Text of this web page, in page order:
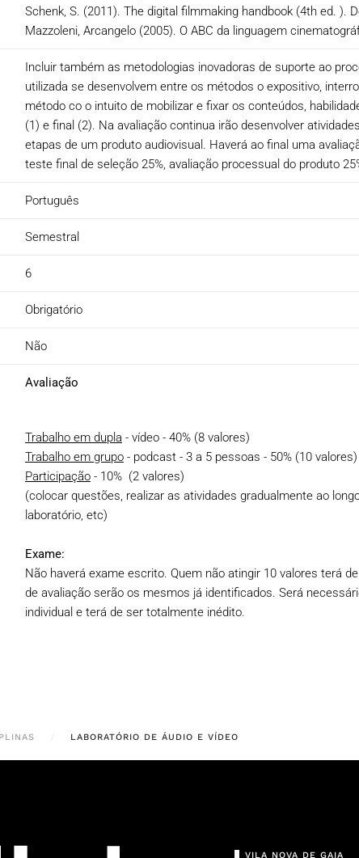
Schenk, S. (2011). The digital filmmaking handbook (4th ed. ).
Mazzoleni, Arcangelo (2005). O ABC da linguagem
Incluir também as metodologias inovadoras de suporte ao
utilizada se desenvolvem entre os métodos o expositivo,
método co o intuito de mobilizar e fixar os conteúdos,
(1) e final (2). Na avaliação continua irão desenvolver
etapas de um produto audiovisual. Haverá ao final uma
teste final de seleção 25%, avaliação processual do produto
Português
Semestral
6
Obrigatório
Não
Avaliação
Trabalho em dupla - vídeo - 40% (8 valores)
Trabalho em grupo - podcast - 3 a 5 pessoas - 50% (10 valores)
Participação - 10% (2 valores)
(colocar questões, realizar as atividades gradualmente ao
laboratório, etc)
Exame:
Não haverá exame escrito. Quem não atingir 10 valores terá
de avaliação serão os mesmos já identificados. Será
individual e terá de ser totalmente inédito.
LABORATÓRIO DE ÁUDIO E VÍDEO
VILA NOVA DE GAIA